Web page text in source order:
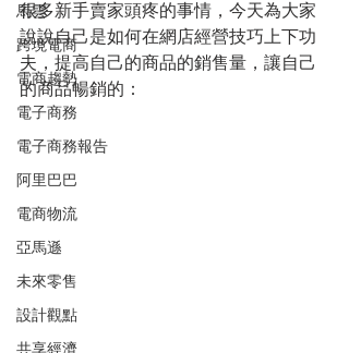
馬雲
跨境電商
電商趨勢
電子商務
電子商務報告
阿里巴巴
電商物流
亞馬遜
未來零售
設計觀點
很多新手賣家頭疼的事情，今天為大家
說說自己是如何在網店經營技巧上下功
夫，提高自己的商品的銷售量，讓自己
的商品暢銷的：